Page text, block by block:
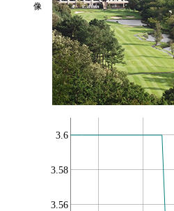
像
3.56
3.58
3.6